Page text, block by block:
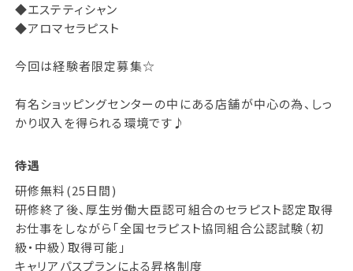
◆エステティシャン
◆アロマセラピスト
今回は経験者限定募集☆
有名ショッピングセンターの中にある店舗が中心の為、しっ
かり収入を得られる環境です♪
待遇
研修無料(25日間)
研修終了後、厚生労働大臣認可組合のセラピスト認定取得
お仕事をしながら「全国セラピスト協同組合公認試験（初
級・中級）取得可能」
キャリアパスプランによる昇格制度